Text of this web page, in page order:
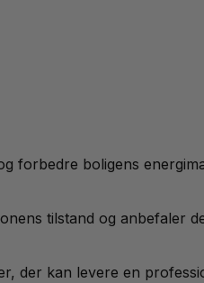
forbedre boligens
tilstand og anbefaler
der kan levere en